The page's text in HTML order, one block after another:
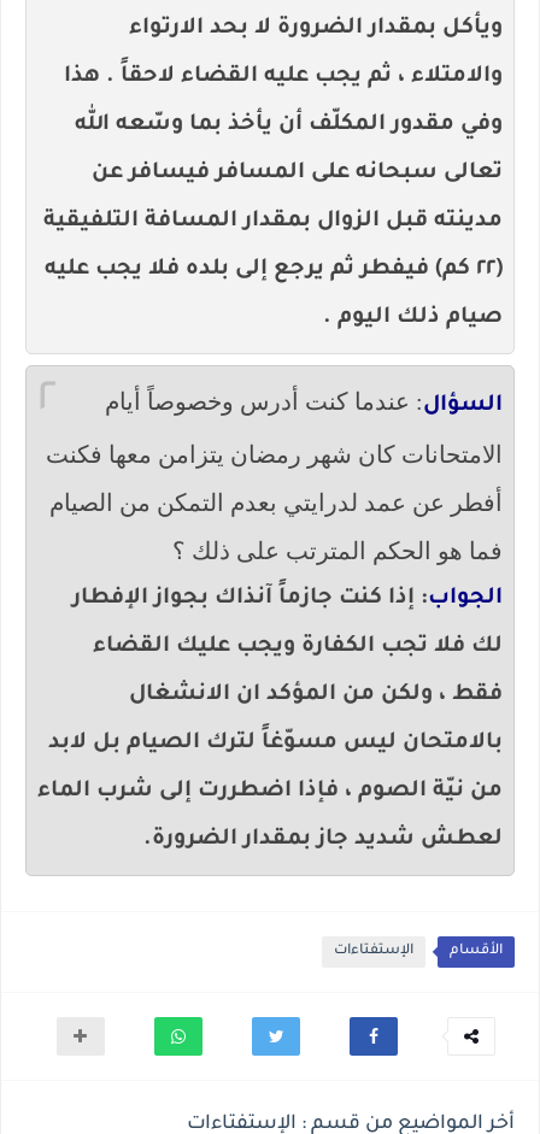
ويأكل بمقدار الضرورة لا بحد الارتواء
والامتلاء ، ثم يجب عليه القضاء لاحقاً . هذا
وفي مقدور المكلّف أن يأخذ بما وسّعه الله
تعالى سبحانه على المسافر فيسافر عن
مدينته قبل الزوال بمقدار المسافة التلفيقية
(٢٢ كم) فيفطر ثم يرجع إلى بلده فلا يجب عليه
صيام ذلك اليوم .
٢ السؤال: عندما كنت أدرس وخصوصاً أيام
الامتحانات كان شهر رمضان يتزامن معها فكنت
أفطر عن عمد لدرايتي بعدم التمكن من الصيام
فما هو الحكم المترتب على ذلك ؟
الجواب: إذا كنت جازماً آنذاك بجواز الإفطار
لك فلا تجب الكفارة ويجب عليك القضاء
فقط ، ولكن من المؤكد ان الانشغال
بالامتحان ليس مسوّغاً لترك الصيام بل لابد
من نيّة الصوم ، فإذا اضطررت إلى شرب الماء
لعطش شديد جاز بمقدار الضرورة.
الأقسام الإستفتاءات
أخر المواضيع من قسم : الإستفتاءات